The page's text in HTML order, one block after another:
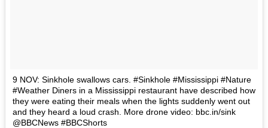
9 NOV: Sinkhole swallows cars. #Sinkhole #Mississippi #Nature
#Weather Diners in a Mississippi restaurant have described how
they were eating their meals when the lights suddenly went out
and they heard a loud crash. More drone video: bbc.in/sink
@BBCNews #BBCShorts